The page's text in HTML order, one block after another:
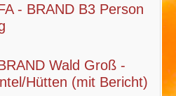
- BRAND B3 Person
Wald Groß -
Hütten (mit Bericht)